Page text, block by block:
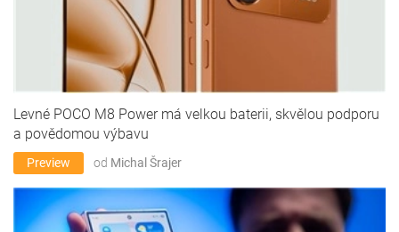
Levné POCO M8 Power má velkou baterii, skvělou podporu
a povědomou výbavu
Preview od Michal Šrajer